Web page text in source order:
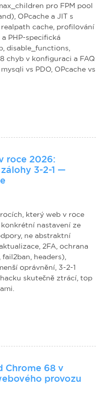
pro FPM pool
OPcache a JIT s
cache, profilování
PHP-specifická
disable_functions,
chyb v konfiguraci a FAQ
vs PDO, OPcache vs
roce 2026:
zálohy 3-2-1 —
který web v roce
nastavení ze
ne abstraktní
2FA, ochrana
headers),
oprávnění, 3-2-1
skutečně ztrácí, top
Chrome 68 v
provozu